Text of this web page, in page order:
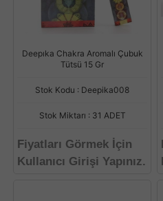
Deepıka Chakra Aromalı Çubuk
Tütsü 15 Gr
Stok Kodu : Deepika008
Stok Miktarı : 31 ADET
Fiyatları Görmek İçin
Kullanıcı Girişi Yapınız.